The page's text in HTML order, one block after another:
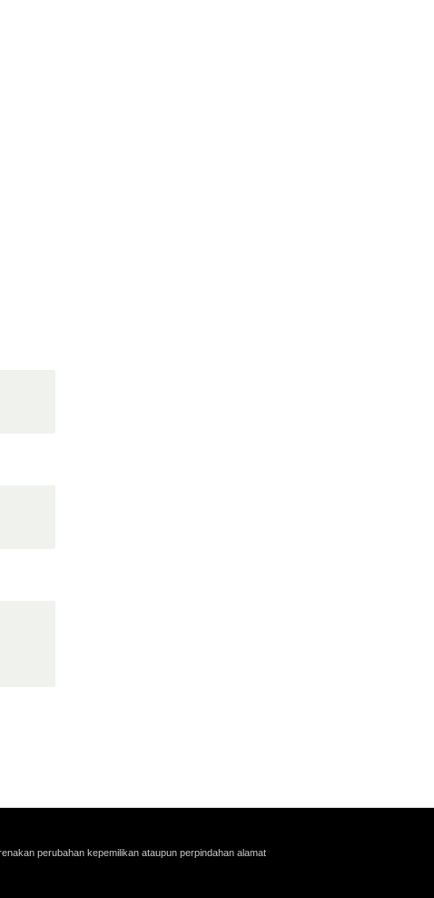
perubahan kepemilikan ataupun perpindahan alamat